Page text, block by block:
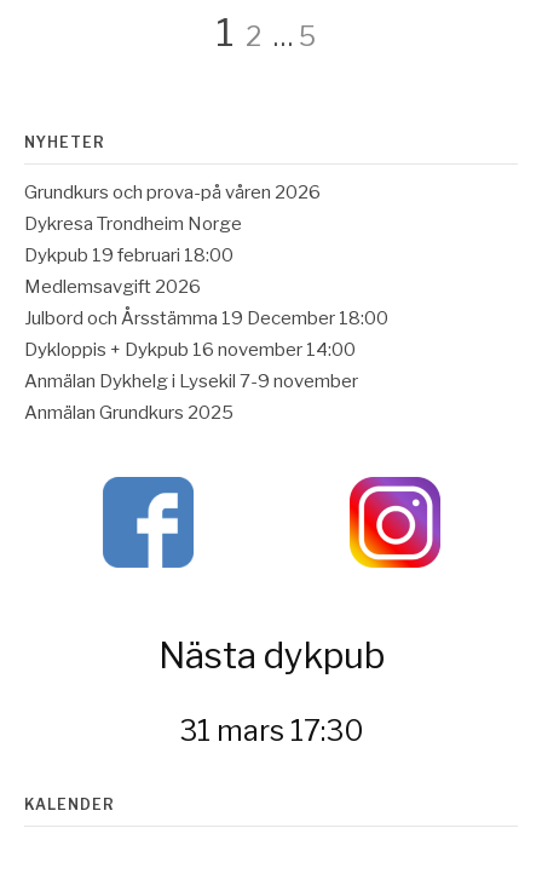
Sidnumrering
för
inlägg
Sida
1 Sida
2 … Sida
5
NYHETER
Grundkurs och prova-på våren 2026
Dykresa Trondheim Norge
Dykpub 19 februari 18:00
Medlemsavgift 2026
Julbord och Årsstämma 19 December 18:00
Dykloppis + Dykpub 16 november 14:00
Anmälan Dykhelg i Lysekil 7-9 november
Anmälan Grundkurs 2025
Nästa dykpub
31 mars 17:30
KALENDER